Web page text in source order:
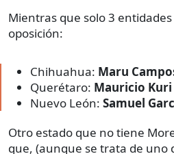
Mientras que solo 3
oposición:
Chihuahua: Maru
Querétaro: Mauricio Kuri
Nuevo León: Samuel
Otro estado que no tiene
que, (aunque se trata de uno